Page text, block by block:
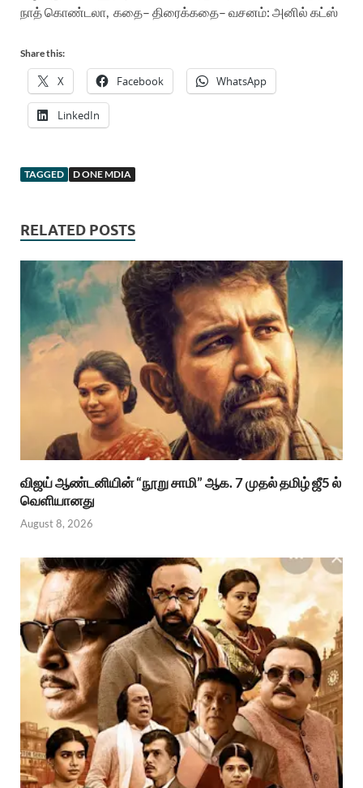
நாத்கொண்டலா கதை– திரைக்கதை– வசனம்: அனில் கட்ஸ்
Share this:
X Facebook WhatsApp
LinkedIn
TAGGED D ONE MDIA
RELATED POSTS
விஜய் ஆண்டனியின் “நூறு சாமி” ஆக. 7 முதல் தமிழ் ஜீ5 ல்
வெளியானது
August 8, 2026